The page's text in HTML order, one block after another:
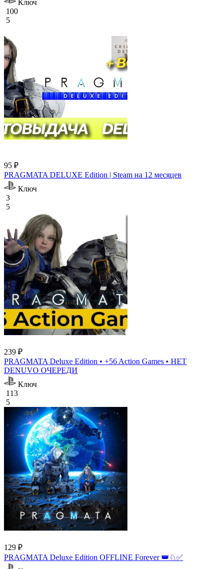
Ключ
100
5
95 ₽
PRAGMATA DELUXE Edition | Steam на 12 месяцев
Ключ
3
5
239 ₽
PRAGMATA Deluxe Edition • +56 Action Games • НЕТ
DENUVO ОЧЕРЕДИ
Ключ
113
5
129 ₽
PRAGMATA Deluxe Edition OFFLINE Forever 👑♘✅